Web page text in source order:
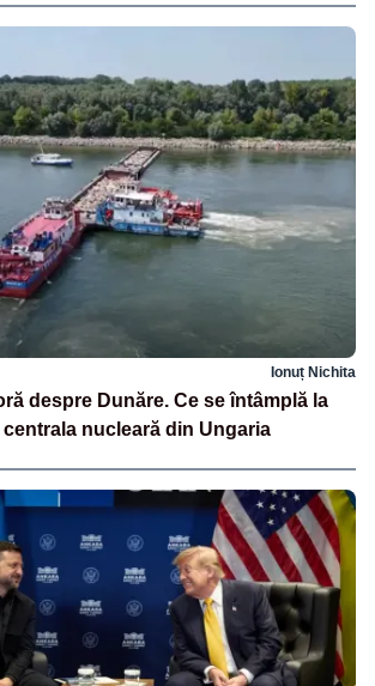
Ionuț Nichita
despre Dunăre. Ce se întâmplă la
nucleară din Ungaria